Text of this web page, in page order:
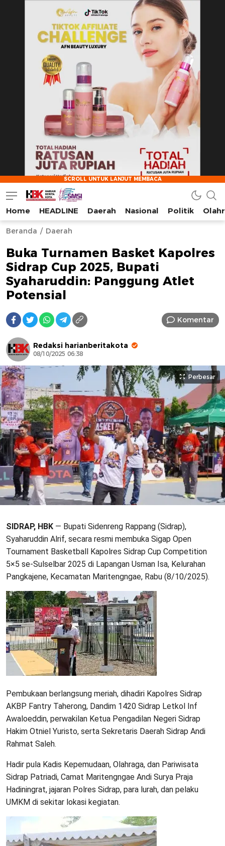
AFN BEAUTY LUXURY
HarianBeritaKota
Mengabarkan Setiap Detil, Sudut, dan Cerita Kota
Home HEADLINE Daerah Nasional Politik
Beranda Daerah
Buka Turnamen Basket Kapolres
Sidrap Cup 2025, Bupati
Syaharuddin: Panggung Atlet
Potensial
Komentar
Redaksi harianberitakota
08/10/2025 06:38
Perbesar
SIDRAP, HBK — Bupati Sidenreng Rappang (Sidrap),
Syaharuddin Alrif, secara resmi membuka Sigap Open
Tournament Basketball Kapolres Sidrap Cup Competition
5×5 se-Sulselbar 2025 di Lapangan Usman Isa, Kelurahan
Pangkajene, Kecamatan Maritengngae, Rabu (8/10/2025).
Pembukaan berlangsung meriah, dihadiri Kapolres Sidrap
AKBP Fantry Taherong, Dandim 1420 Sidrap Letkol Inf
Awaloeddin, perwakilan Ketua Pengadilan Negeri Sidrap
Hakim Otniel Yuristo, serta Sekretaris Daerah Sidrap Andi
Rahmat Saleh.
Hadir pula Kadis Kepemudaan, Olahraga, dan Pariwisata
Sidrap Patriadi, Camat Maritengngae Andi Surya Praja
Hadiningrat, jajaran Polres Sidrap, para lurah, dan pelaku
UMKM di sekitar lokasi kegiatan.